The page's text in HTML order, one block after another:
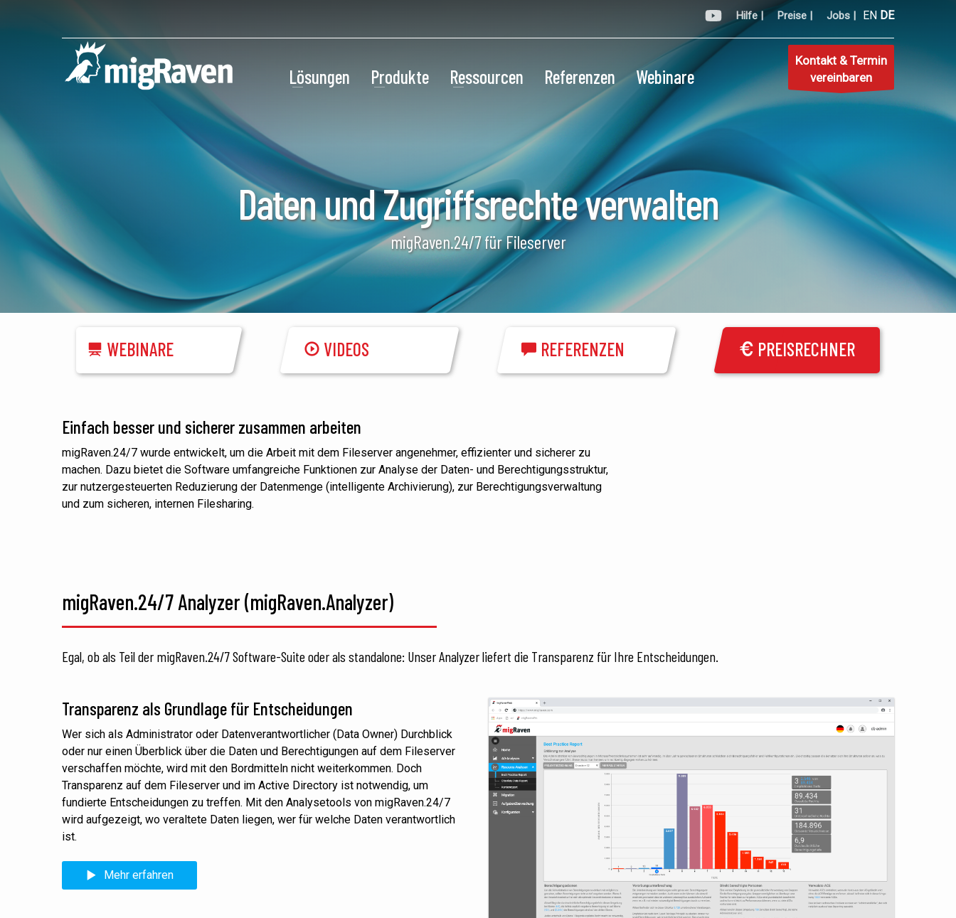
Hilfe | Preise | Jobs | EN DE
Lösungen Produkte Ressourcen Referenzen Webinare
Kontakt & Termin
vereinbaren
Daten und Zugriffsrechte verwalten
migRaven.24/7 für Fileserver
WEBINARE VIDEOS REFERENZEN PREISRECHNER
Einfach besser und sicherer zusammen arbeiten
migRaven.24/7 wurde entwickelt, um die Arbeit mit dem Fileserver angenehmer, effizienter und sicherer zu
machen. Dazu bietet die Software umfangreiche Funktionen zur Analyse der Daten- und Berechtigungsstruktur,
zur nutzergesteuerten Reduzierung der Datenmenge (intelligente Archivierung), zur Berechtigungsverwaltung
und zum sicheren, internen Filesharing.
migRaven.24/7 Analyzer (migRaven.Analyzer)
Egal, ob als Teil der migRaven.24/7 Software-Suite oder als standalone: Unser Analyzer liefert die Transparenz für Ihre Entscheidungen.
Transparenz als Grundlage für Entscheidungen
Wer sich als Administrator oder Datenverantwortlicher (Data Owner) Durchblick
oder nur einen Überblick über die Daten und Berechtigungen auf dem Fileserver
verschaffen möchte, wird mit den Bordmitteln nicht weiterkommen. Doch
Transparenz auf dem Fileserver und im Active Directory ist notwendig, um
fundierte Entscheidungen zu treffen. Mit den Analysetools von migRaven.24/7
wird aufgezeigt, wo veraltete Daten liegen, wer für welche Daten verantwortlich
ist.
Mehr erfahren